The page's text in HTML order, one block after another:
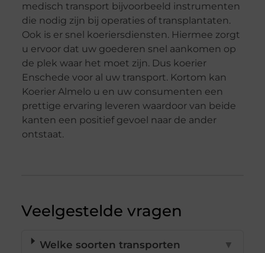
medisch transport bijvoorbeeld instrumenten
die nodig zijn bij operaties of transplantaten.
Ook is er snel koeriersdiensten. Hiermee zorgt
u ervoor dat uw goederen snel aankomen op
de plek waar het moet zijn. Dus koerier
Enschede voor al uw transport. Kortom kan
Koerier Almelo u en uw consumenten een
prettige ervaring leveren waardoor van beide
kanten een positief gevoel naar de ander
ontstaat.
Veelgestelde vragen
Welke soorten transporten
▼